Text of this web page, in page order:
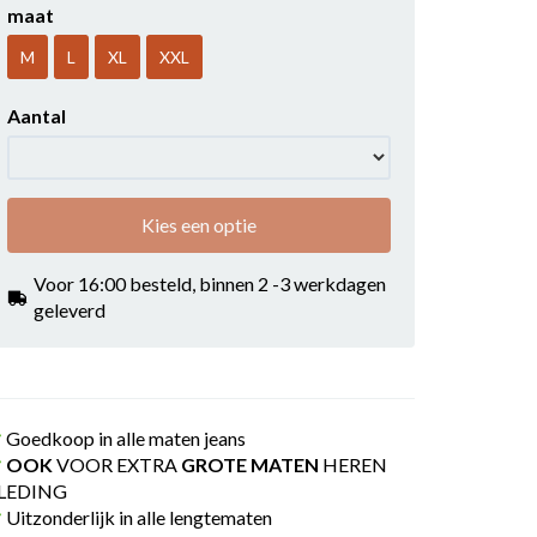
maat
M L XL XXL
Aantal
Kies een optie
Voor 16:00 besteld, binnen 2 -3 werkdagen
geleverd
Goedkoop in alle maten jeans
OOKVOOR EXTRA GROTE MATEN HEREN
Uitzonderlijk in alle lengtematen